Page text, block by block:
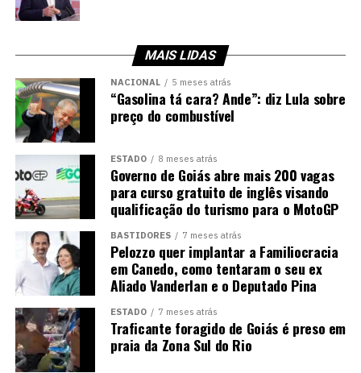
MAIS LIDAS
NACIONAL 5 meses atrás
“Gasolina tá cara? Ande”: diz Lula sobre
preço do combustível
ESTADO 8 meses atrás
Governo de Goiás abre mais 200 vagas
para curso gratuito de inglês visando
qualificação do turismo para o MotoGP
BASTIDORES 7 meses atrás
Pelozzo quer implantar a Familiocracia
em Canedo, como tentaram o seu ex
Aliado Vanderlan e o Deputado Pina
ESTADO 7 meses atrás
Traficante foragido de Goiás é preso em
praia da Zona Sul do Rio